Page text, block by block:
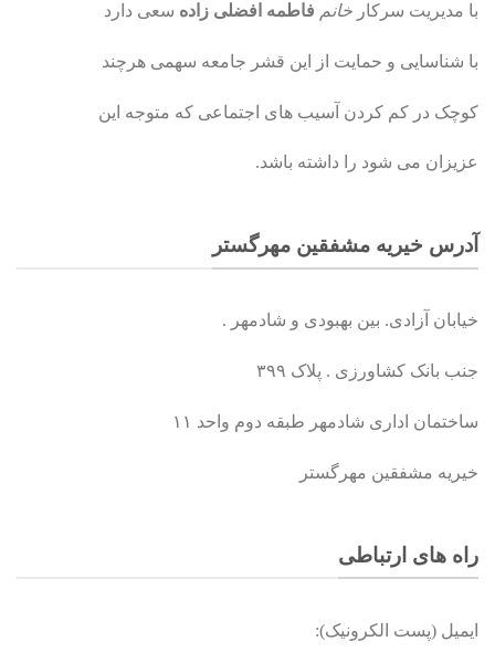
با مدیریت سرکار خانم فاطمه افضلی زاده سعی دارد
با شناسایی و حمایت از این قشر جامعه سهمی هرچند
کوچک در کم کردن آسیب های اجتماعی که متوجه این
عزیزان می شود را داشته باشد.
آدرس خیریه مشفقین مهرگستر
خیابان آزادی. بین بهبودی و شادمهر .
جنب بانک کشاورزی . پلاک ۳۹۹
ساختمان اداری شادمهر طبقه دوم واحد ۱۱
خیریه مشفقین مهرگستر
راه های ارتباطی
ایمیل (پست الکرونیک):